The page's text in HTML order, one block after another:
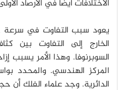
الاختلافات أيضاً في الأرصاد
يعود سبب التفاوت في سرعة
الخارج إلى التفاوت بين
السوبرنوفا. وهذا الأمر يسبب
المركز الهندسي. والمحدد
الدائرية. وجد علماء الفلك أن